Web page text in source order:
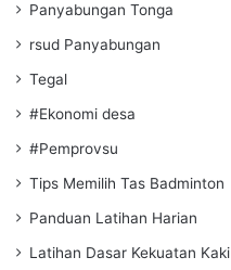
Panyabungan Tonga
rsud Panyabungan
Tegal
#Ekonomi desa
#Pemprovsu
Tips Memilih Tas Badminton
Panduan Latihan Harian
Latihan Dasar Kekuatan Kaki